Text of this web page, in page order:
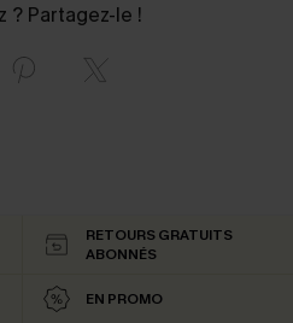
? Partagez-le !
RETOURS GRATUITS
ABONNÉS
EN PROMO